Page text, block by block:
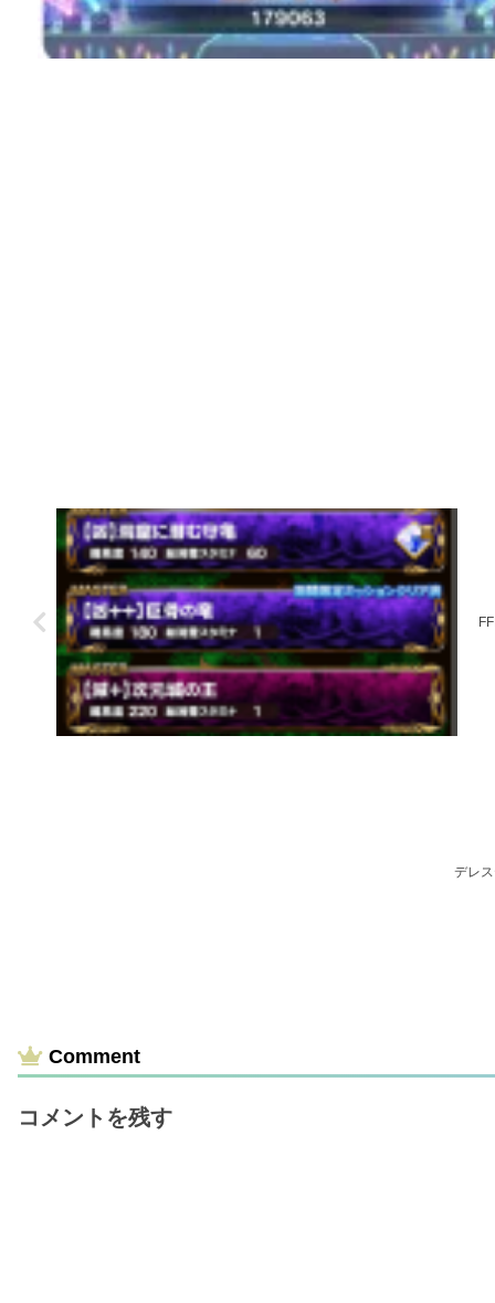
デレ
Comment
コメントを残す